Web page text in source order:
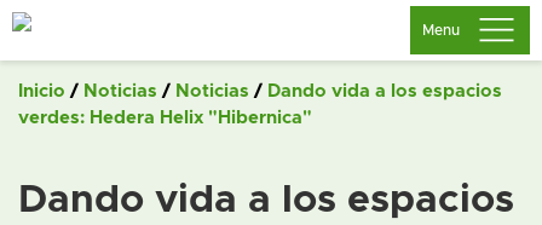
Saltar
Menu
Inicio / Noticias / Noticias / Dando vida a los espacios
verdes: Hedera Helix "Hibernica"
Dando vida a los espacios